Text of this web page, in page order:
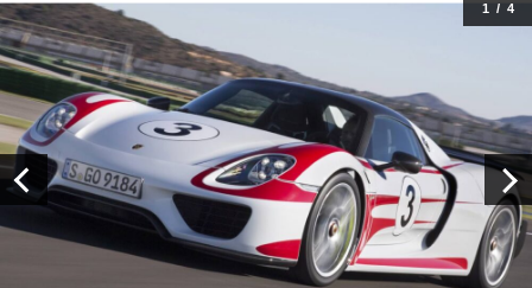
1 / 4